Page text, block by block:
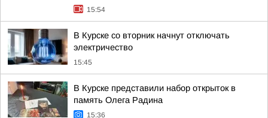
15:54
В Курске со вторник начнут отключать
электричество
15:45
В Курске представили набор открыток в
память Олега Радина
15:36